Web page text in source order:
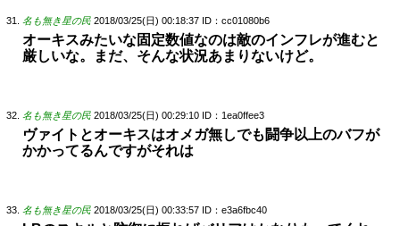
名も無き星の民 2018/03/25(日) 00:18:37 ID：cc01080b6
オーキスみたいな固定数値なのは敵のインフレが進むと
厳しいな。まだ、そんな状況あまりないけど。
名も無き星の民 2018/03/25(日) 00:29:10 ID：1ea0ffee3
ヴァイトとオーキスはオメガ無しでも闘争以上のバフが
かかってるんですがそれは
名も無き星の民 2018/03/25(日) 00:33:57 ID：e3a6fbc40